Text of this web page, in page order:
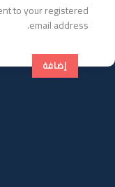
to your registered
email address.